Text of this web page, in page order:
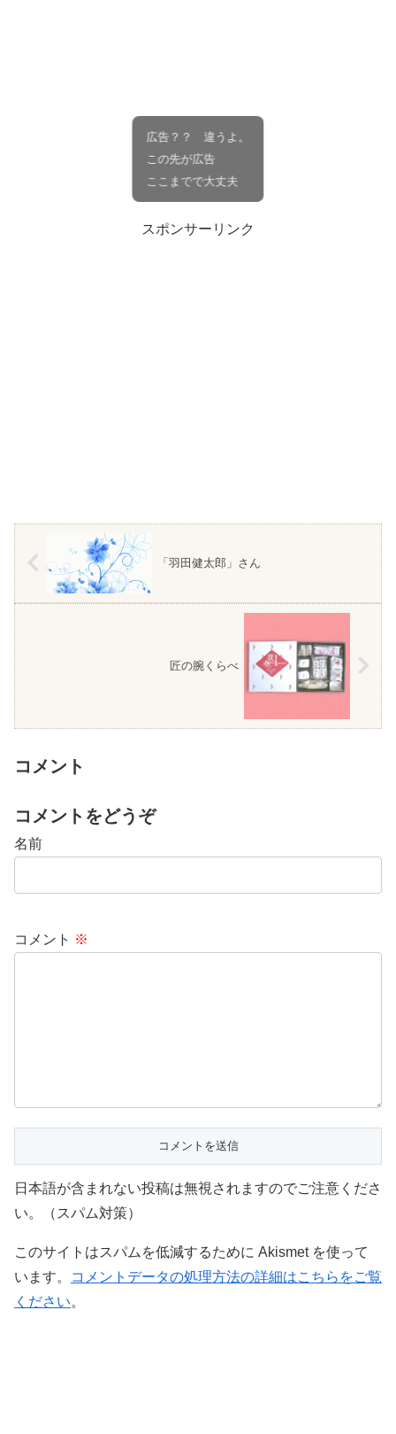
スポンサーリンク
「羽田健太郎」さん
匠の腕くらべ
コメント
コメントをどうぞ
名前
コメント ※
日本語が含まれない投稿は無視されますのでご注意くださ
い。（スパム対策）
このサイトはスパムを低減するために Akismet を使って
います。
コメントデータの処理方法の詳細はこちらをご覧
ください。
広告？？ 違うよ。
この先が広告
ここまでで大丈夫